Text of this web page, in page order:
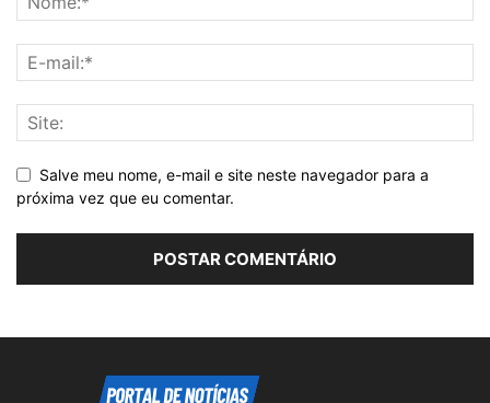
Salve meu nome, e-mail e site neste navegador para a
próxima vez que eu comentar.